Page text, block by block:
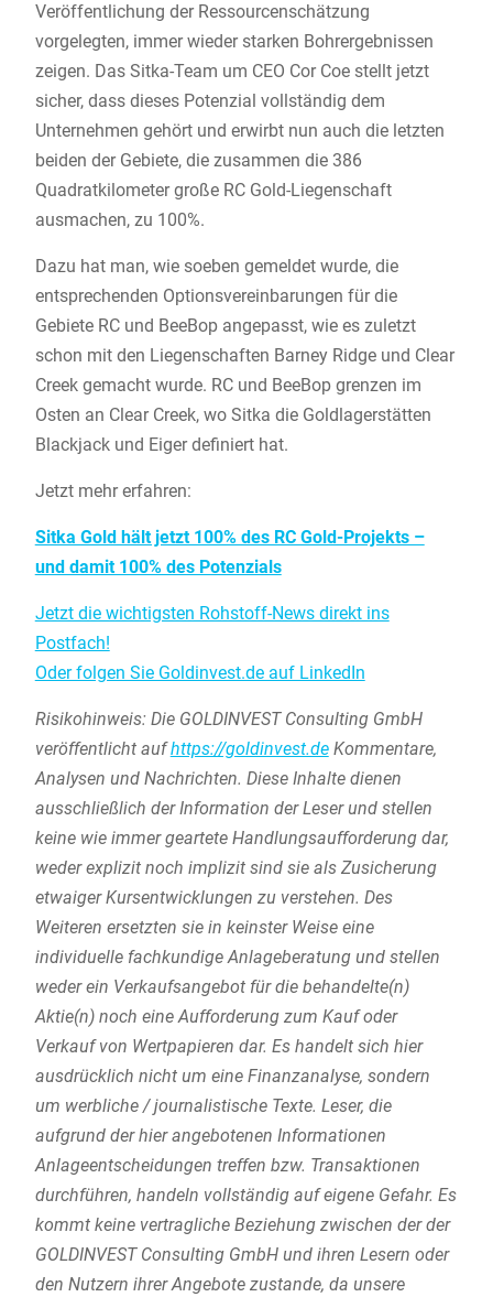
Veröffentlichung der Ressourcenschätzung
vorgelegten, immer wieder starken Bohrergebnissen
zeigen. Das Sitka-Team um CEO Cor Coe stellt jetzt
sicher, dass dieses Potenzial vollständig dem
Unternehmen gehört und erwirbt nun auch die letzten
beiden der Gebiete, die zusammen die 386
Quadratkilometer große RC Gold-Liegenschaft
ausmachen, zu 100%.
Dazu hat man, wie soeben gemeldet wurde, die
entsprechenden Optionsvereinbarungen für die
Gebiete RC und BeeBop angepasst, wie es zuletzt
schon mit den Liegenschaften Barney Ridge und Clear
Creek gemacht wurde. RC und BeeBop grenzen im
Osten an Clear Creek, wo Sitka die Goldlagerstätten
Blackjack und Eiger definiert hat.
Jetzt mehr erfahren:
Sitka Gold hält jetzt 100% des RC Gold-Projekts –
und damit 100% des Potenzials
Jetzt die wichtigsten Rohstoff-News direkt ins
Postfach!
Oder folgen Sie Goldinvest.de auf LinkedIn
Risikohinweis: Die GOLDINVEST Consulting GmbH
veröffentlicht aufhttps://goldinvest.deKommentare,
Analysen und Nachrichten. Diese Inhalte dienen
ausschließlich der Information der Leser und stellen
keine wie immer geartete Handlungsaufforderung dar,
weder explizit noch implizit sind sie als Zusicherung
etwaiger Kursentwicklungen zu verstehen. Des
Weiteren ersetzten sie in keinster Weise eine
individuelle fachkundige Anlageberatung und stellen
weder ein Verkaufsangebot für die behandelte(n)
Aktie(n) noch eine Aufforderung zum Kauf oder
Verkauf von Wertpapieren dar. Es handelt sich hier
ausdrücklich nicht um eine Finanzanalyse, sondern
um werbliche / journalistische Texte. Leser, die
aufgrund der hier angebotenen Informationen
Anlageentscheidungen treffen bzw. Transaktionen
durchführen, handeln vollständig auf eigene Gefahr. Es
kommt keine vertragliche Beziehung zwischen der der
GOLDINVEST Consulting GmbH und ihren Lesern oder
den Nutzern ihrer Angebote zustande, da unsere